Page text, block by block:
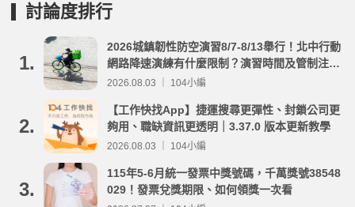
討論度排行
1.
2026城鎮韌性防空演習8/7-8/13舉行！北中行動
網路降速演練有什麼限制？演習時間及管制注意
事項整理
2026.08.03 ｜ 104小編
2.
【工作快找App】捷運搜尋更彈性、封鎖公司更
夠用、職缺資訊更透明｜3.37.0 版本更新教學
2026.08.03 ｜ 104小編
3.
115年5-6月統一發票中獎號碼，千萬獎號38548
029！發票兌獎期限、如何領獎一次看